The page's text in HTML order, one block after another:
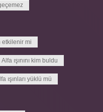
etkilenir mi
Alfa ışınını kim buldu
ışınları yüklü mü